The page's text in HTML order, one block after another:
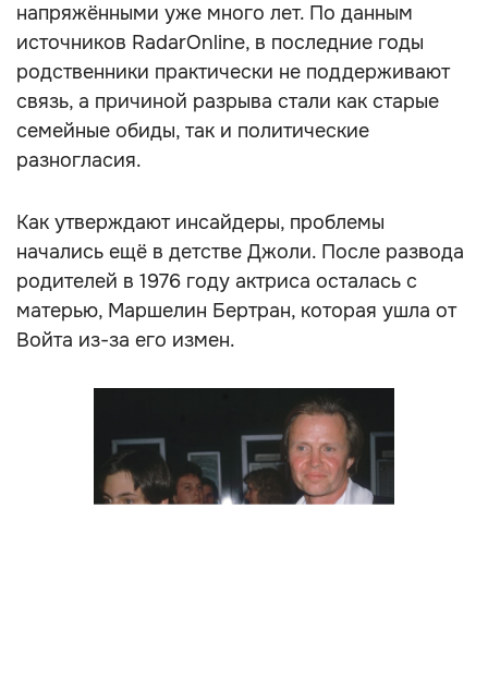
напряжёнными уже много лет. По данным
источников RadarOnline, в последние годы
родственники практически не поддерживают
связь, а причиной разрыва стали как старые
семейные обиды, так и политические
разногласия.
Как утверждают инсайдеры, проблемы
начались ещё в детстве Джоли. После развода
родителей в 1976 году актриса осталась с
матерью, Маршелин Бертран, которая ушла от
Войта из-за его измен.